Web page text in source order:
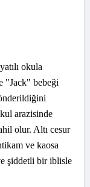
okula
"Jack" bebeği
arazisinde
olur. Altı cesur
ve kaosa
şiddetli bir iblisle